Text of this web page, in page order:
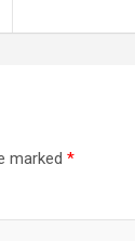
marked *